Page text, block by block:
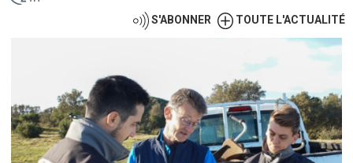
S'ABONNER TOUTE L'ACTUALITÉ